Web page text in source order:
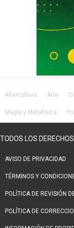
Altercultura Arte
Magia y Metafísica
TODOS LOS
AVISO DE PRIVACIDAD
TÉRMINOS Y
POLÍTICA DE REVISIÓN
POLÍTICA DE